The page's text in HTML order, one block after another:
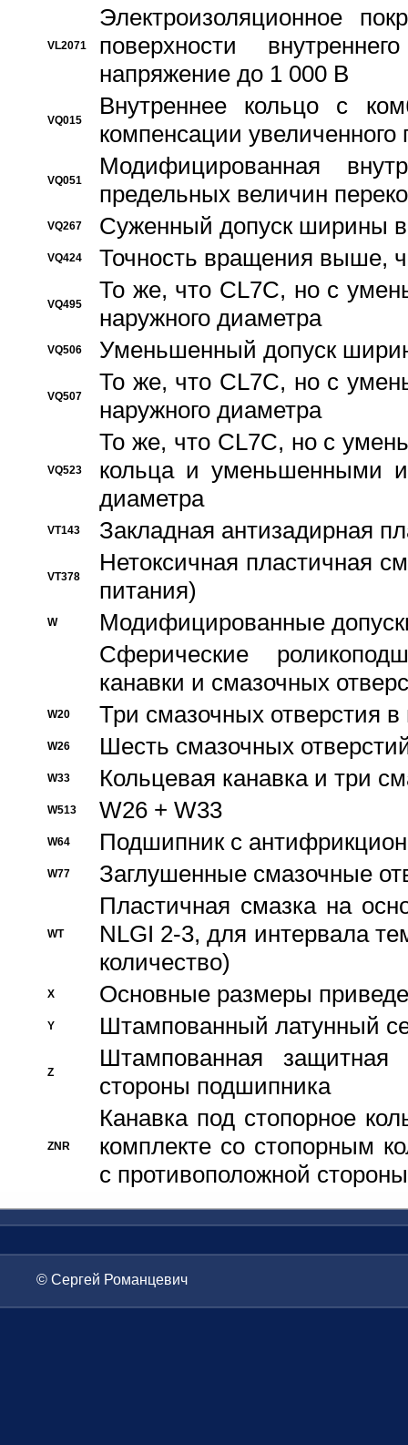
VL2071
Электроизоляционное
поверхности
напряжение до 1 000 В
VQ015
Bнутреннее кольцо с
компенсации увеличенного
VQ051
Модифицированная
предельных величин
VQ267 Суженный допуск ширины
VQ424 Точность вращения выше,
VQ495
То же, что CL7C, но с
наружного диаметра
VQ506 Уменьшенный допуск
VQ507
То же, что CL7C, но с
наружного диаметра
VQ523
То же, что CL7C, но с
кольца и уменьшенными
диаметра
VT143 Закладная антизадирная
VT378
Нетоксичная пластичная
питания)
W
Модифицированные
Сферические
канавки и смазочных
W20 Три смазочных отверстия
W26 Шесть смазочных
W33 Кольцевая канавка и три
W513 W26 + W33
W64 Подшипник с
W77 Заглушенные смазочные
WT
Пластичная смазка на
NLGI 2-3, для интервала
количество)
X Основные размеры
Y Штампованный латунный
Z
Штампованная
стороны подшипника
ZNR
Канавка под стопорное
комплекте со стопорным
с противоположной стороны
© Сергей Романцевич